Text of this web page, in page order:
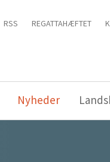
RSS REGATTAHÆFTET
Nyheder